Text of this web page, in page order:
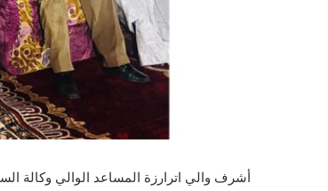
أشرف والي اترارزة المساعد الوالي وكالة